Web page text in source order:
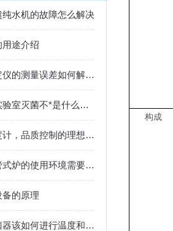
水机的故障怎么解决
途介绍
自动电位滴定仪的测量误差如何解决？
高压灭菌锅实验室灭菌不*是什么原因造成的？
日本爱拓糖度计，品质控制的理想之选
实验室高温管式炉的使用环境需要满足哪些要求？
的原理
压力蒸汽灭菌器该如何进行温度和压力校准？
构成